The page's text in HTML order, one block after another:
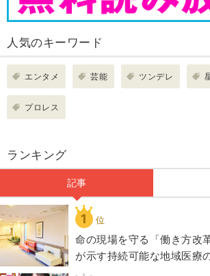
人気のキーワード
エンタメ 芸能 ツンデレ
プロレス
ランキング
記事
1 位
命の現場を守る「働き方改
が示す持続可能な地域医療